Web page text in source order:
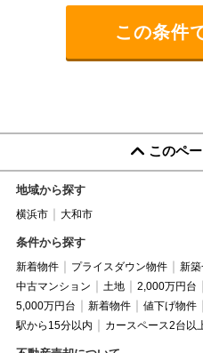
このペ
地域から探す
横浜市 大和市
条件から探す
新着物件 プライスダウン物件 新
中古マンション
土地 2,000万円台
5,000万円台
新着物件 値下げ物件
駅から15分以内
カースペース2台以